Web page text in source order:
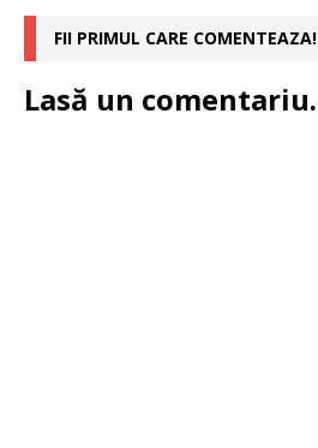
FII PRIMUL CARE COMENTEAZA!
Lasă un comentariu.